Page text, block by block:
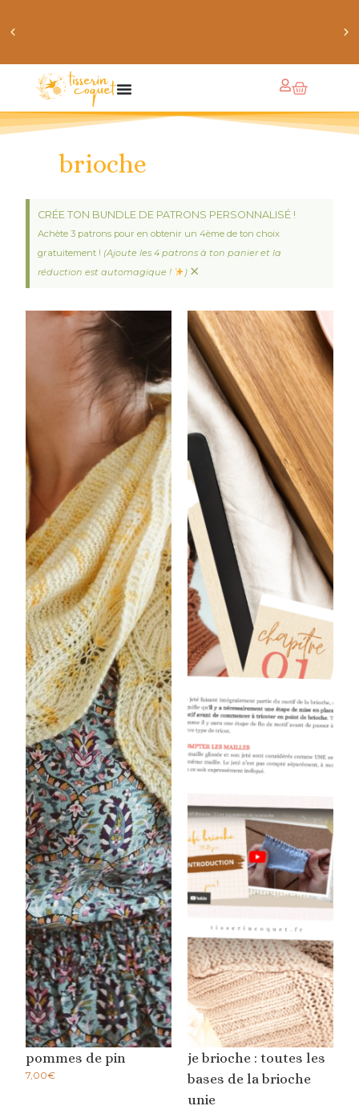
obtiens 20% de réduction sur ton prochain achat de
patrons
brioche
CRÉE TON BUNDLE DE PATRONS PERSONNALISÉ !
Achète 3 patrons pour en obtenir un 4ème de ton choix
gratuitement ! (Ajoute les 4 patrons à ton panier et la
réduction est automagique !
) ×
pommes de pin
7,00€
je brioche : toutes les
bases de la brioche
unie